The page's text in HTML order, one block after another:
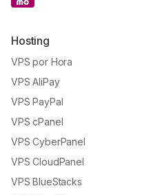
Hosting
VPS por Hora
VPS AliPay
VPS PayPal
VPS cPanel
VPS CyberPanel
VPS CloudPanel
VPS BlueStacks